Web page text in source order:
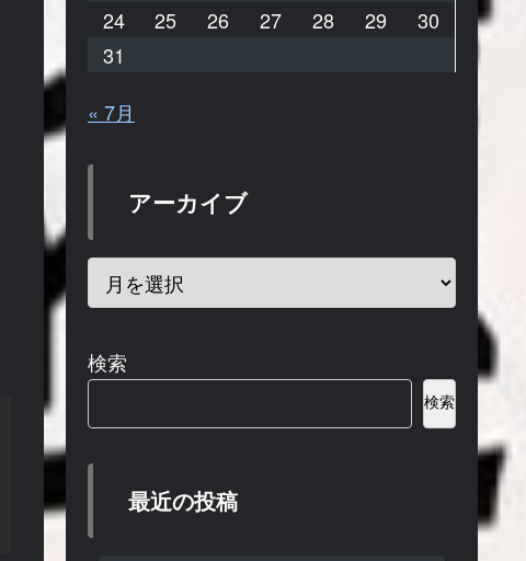
24
25 26 27 28 29
30
31
« 7月
アーカイブ
検索
検索
最近の投稿